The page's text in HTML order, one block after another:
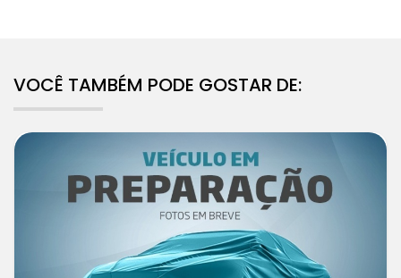
VOCÊ TAMBÉM PODE GOSTAR DE: